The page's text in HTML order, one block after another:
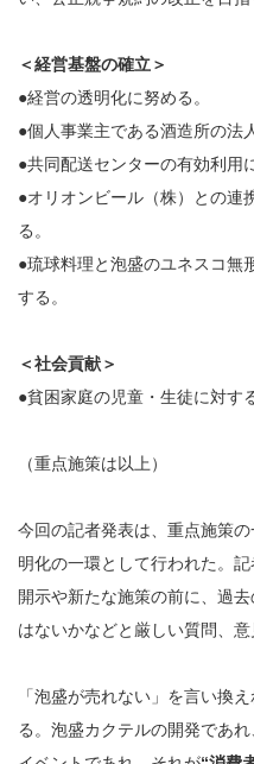
＜経営基盤の確立＞
●経営の透明化に努める。
●個人事業主である酒造所の法
●共同配送センターの有効利用
●オリオンビール（株）との連
る。
●琉球料理と泡盛のユネスコ無
する。
＜社会貢献＞
●貧困家庭の児童・生徒に対す
（重点施策は以上）
今回の記者発表は、重点施策
明化の一環として行われた。
開示や新たな施策の前に、過
はないかなどと厳しい質問、意
「泡盛が売れない」を言い換
る。泡盛カクテルの開発であ